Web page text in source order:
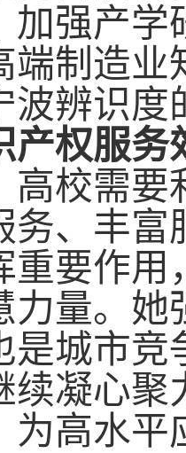
加强产学
端制造业
波辨识度
产权服务
高校需要
务、丰富
重要作用
力量。她
是城市竞
续凝心聚
为高水平